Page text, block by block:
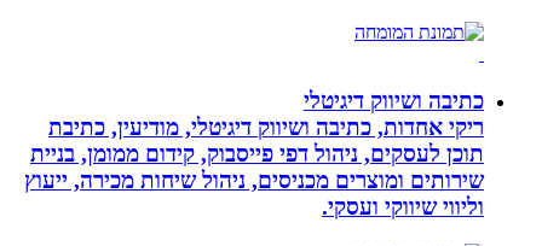
כתיבה ושיווק דיגיטלי
ריקי אחדות, כתיבה ושיווק דיגיטלי, מודיעין, כתיבת
תוכן לעסקים, ניהול דפי פייסבוק, קידום ממומן, בניית
שירותים ומוצרים מכניסים, ניהול שיחות מכירה, ייעוץ
וליווי שיווקי ועסקי.